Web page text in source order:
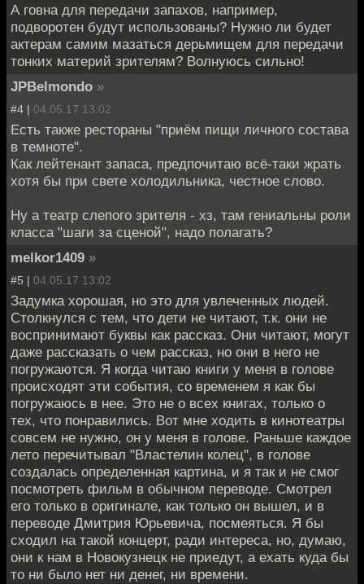
А говна для передачи запахов, например,
подворотен будут использованы? Нужно ли будет
актерам самим мазаться дерьмищем для передачи
тонких материй зрителям? Волнуюсь сильно!
JPBelmondo »
#4 | 04.05.17 13:02
Есть также рестораны "приём пищи личного состава
в темноте".
Как лейтенант запаса, предпочитаю всё-таки жрать
хотя бы при свете холодильника, честное слово.
Ну а театр слепого зрителя - хз, там гениальны роли
класса "шаги за сценой", надо полагать?
melkor1409 »
#5 | 04.05.17 13:02
Задумка хорошая, но это для увлеченных людей.
Столкнулся с тем, что дети не читают, т.к. они не
воспринимают буквы как рассказ. Они читают, могут
даже рассказать о чем рассказ, но они в него не
погружаются. Я когда читаю книги у меня в голове
происходят эти события, со временем я как бы
погружаюсь в нее. Это не о всех книгах, только о
тех, что понравились. Вот мне ходить в кинотеатры
совсем не нужно, он у меня в голове. Раньше каждое
лето перечитывал "Властелин колец", в голове
создалась определенная картина, и я так и не смог
посмотреть фильм в обычном переводе. Смотрел
его только в оригинале, как только он вышел, и в
переводе Дмитрия Юрьевича, посмеяться. Я бы
сходил на такой концерт, ради интереса, но, думаю,
они к нам в Новокузнецк не приедут, а ехать куда бы
то ни было нет ни денег, ни времени.